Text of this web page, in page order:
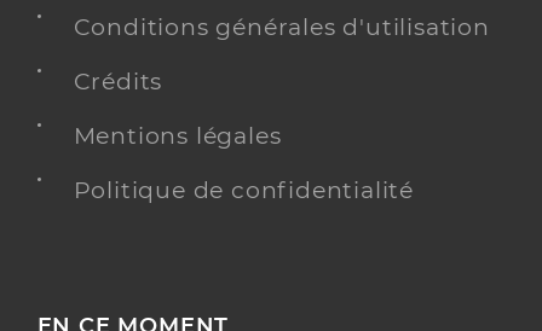
Conditions générales d'utilisation
Crédits
Mentions légales
Politique de confidentialité